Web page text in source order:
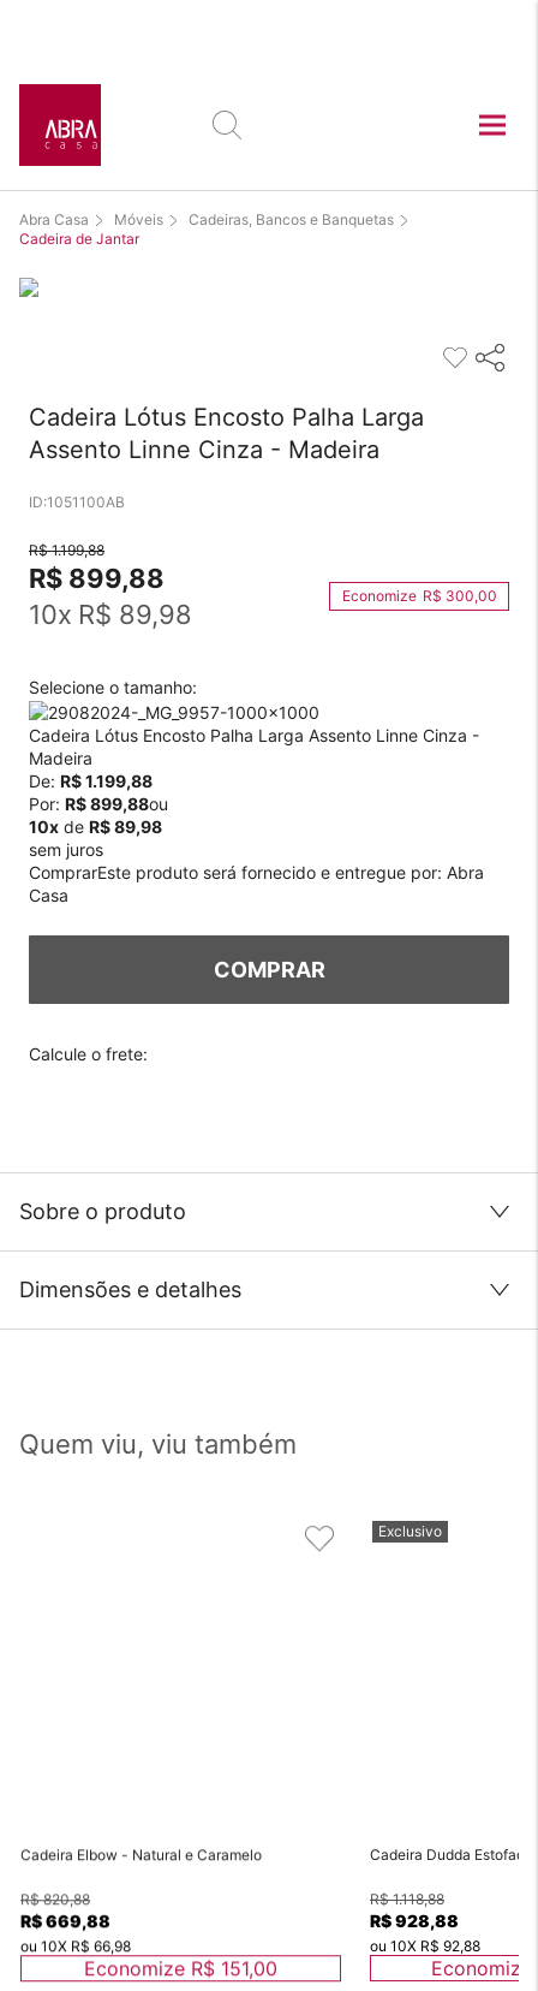
Abra Casa Móveis
Cadeiras, Bancos e Banquetas
Cadeira de Jantar
Cadeira Lótus Encosto Palha Larga
Assento Linne Cinza - Madeira
1051100AB
R$ 1.199,88
R$ 899,88
10x R$ 89,98
R$ 300,00
Selecione o tamanho:
Cadeira Lótus Encosto Palha Larga Assento Linne Cinza -
Madeira
De: R$ 1.199,88
Por: R$ 899,88ou
10x de R$ 89,98
sem juros
ComprarEste produto será fornecido e entregue por: Abra
Casa
COMPRAR
Sobre o produto
Dimensões e detalhes
Quem viu, viu também
Cadeira Elbow - Natural e Caramelo
R$ 820,88
R$ 669,88
ou 10X R$ 66,98
Economize R$ 151,00
Exclusivo
Cadeira Dudda
R$ 1.118,88
R$ 928,88
ou10X R$ 92,88
Economize